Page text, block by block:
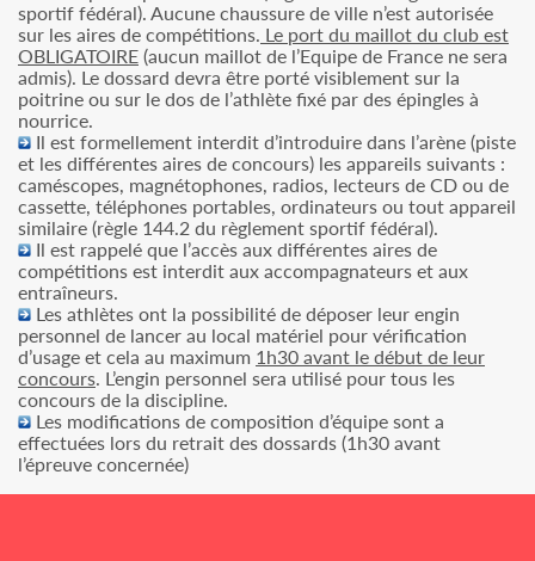
sportif fédéral). Aucune chaussure de ville n’est autorisée
sur les aires de compétitions. Le port du maillot du club est
OBLIGATOIRE (aucun maillot de l’Equipe de France ne sera
admis). Le dossard devra être porté visiblement sur la
poitrine ou sur le dos de l’athlète fixé par des épingles à
nourrice.
Il est formellement interdit d’introduire dans l’arène (piste
et les différentes aires de concours) les appareils suivants :
caméscopes, magnétophones, radios, lecteurs de CD ou de
cassette, téléphones portables, ordinateurs ou tout appareil
similaire (règle 144.2 du règlement sportif fédéral).
Il est rappelé que l’accès aux différentes aires de
compétitions est interdit aux accompagnateurs et aux
entraîneurs.
Les athlètes ont la possibilité de déposer leur engin
personnel de lancer au local matériel pour vérification
d’usage et cela au maximum 1h30 avant le début de leur
concours. L’engin personnel sera utilisé pour tous les
concours de la discipline.
Les modifications de composition d’équipe sont a
effectuées lors du retrait des dossards (1h30 avant
l’épreuve concernée)